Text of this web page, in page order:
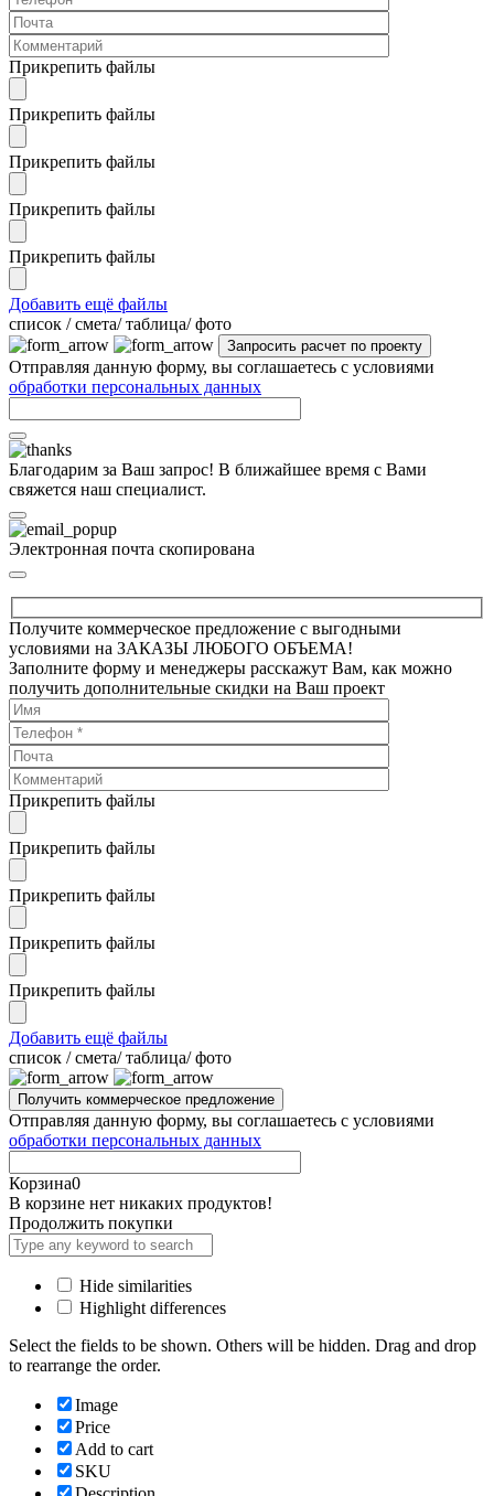
Прикрепить файлы
Прикрепить файлы
Прикрепить файлы
Прикрепить файлы
Прикрепить файлы
Добавить ещё файлы
cписок / смета/ таблица/ фото
Отправляя данную форму, вы соглашаетесь с условиями
обработки персональных данных
Благодарим за Ваш запрос! В ближайшее время с Вами
свяжется наш специалист.
Электронная почта скопирована
Получите коммерческое предложение с выгодными
условиями на ЗАКАЗЫ ЛЮБОГО ОБЪЕМА!
Заполните форму и менеджеры расскажут Вам, как можно
получить дополнительные скидки на Ваш проект
Прикрепить файлы
Прикрепить файлы
Прикрепить файлы
Прикрепить файлы
Прикрепить файлы
Добавить ещё файлы
cписок / смета/ таблица/ фото
Отправляя данную форму, вы соглашаетесь с условиями
обработки персональных данных
Корзина0
В корзине нет никаких продуктов!
Продолжить покупки
Hide similarities
Highlight differences
Select the fields to be shown. Others will be hidden. Drag and drop
to rearrange the order.
Image
Price
Add to cart
SKU